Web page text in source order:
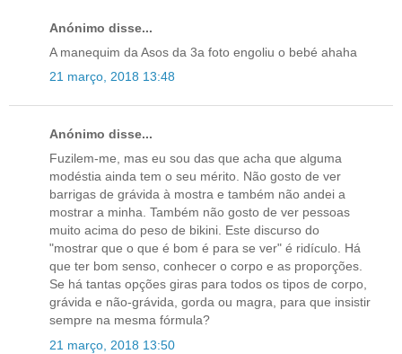
Anónimo disse...
A manequim da Asos da 3a foto engoliu o bebé ahaha
21 março, 2018 13:48
Anónimo disse...
Fuzilem-me, mas eu sou das que acha que alguma
modéstia ainda tem o seu mérito. Não gosto de ver
barrigas de grávida à mostra e também não andei a
mostrar a minha. Também não gosto de ver pessoas
muito acima do peso de bikini. Este discurso do
"mostrar que o que é bom é para se ver" é ridículo. Há
que ter bom senso, conhecer o corpo e as proporções.
Se há tantas opções giras para todos os tipos de corpo,
grávida e não-grávida, gorda ou magra, para que insistir
sempre na mesma fórmula?
21 março, 2018 13:50